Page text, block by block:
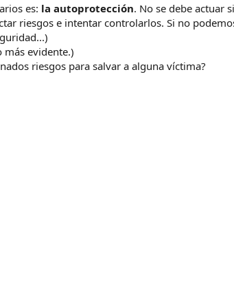
es: la autoprotección. No se debe actuar
riesgos e intentar controlarlos. Si no
más evidente.)
riesgos para salvar a alguna víctima?